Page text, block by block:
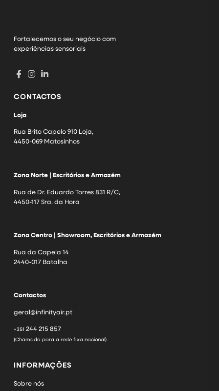
Fortalecemos o seu negócio com
experiências sensoriais
CONTACTOS
Loja
Rua Brito Capelo 910 Loja,
4450-069 Matosinhos
Zona Norte | Escritórios e Armazém
Rua de Dr. Eduardo Torres 831 R/C,
4450-117 Sra. da Hora
Zona Centro | Showroom, Escritórios e Armazém
Rua da Capela 14
2440-017 Batalha
Contactos
geral@infinityair.pt
+351 244 215 857
(Chamada para a rede fixa nacional)
INFORMAÇÕES
Sobre nós